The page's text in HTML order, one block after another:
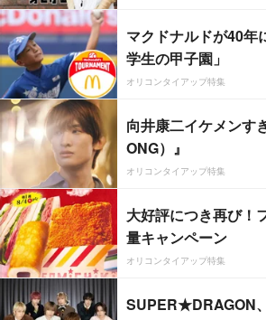
マクドナルドが40年
学生の甲子園」
オリコンタイアップ特集
向井康二イケメンす
ONG）』
オリコンタイアップ特集
大好評につき再び！
量キャンペーン
オリコンタイアップ特集
SUPER★DRAGON